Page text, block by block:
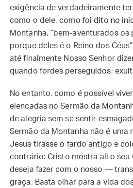
exigência de verdadeiramente
como o dele, como foi dito no
Montanha, “bem-aventurados
porque deles é o Reino dos
até finalmente Nosso Senhor
quando fordes perseguidos;
No entanto, como é possível
elencadas no Sermão da
de alegria sem se sentir
Sermão da Montanha não é uma
Jesus tirasse o fardo antigo e
contrário: Cristo mostra ali o seu
deseja fazer com o nosso —
graça. Basta olhar para a vida